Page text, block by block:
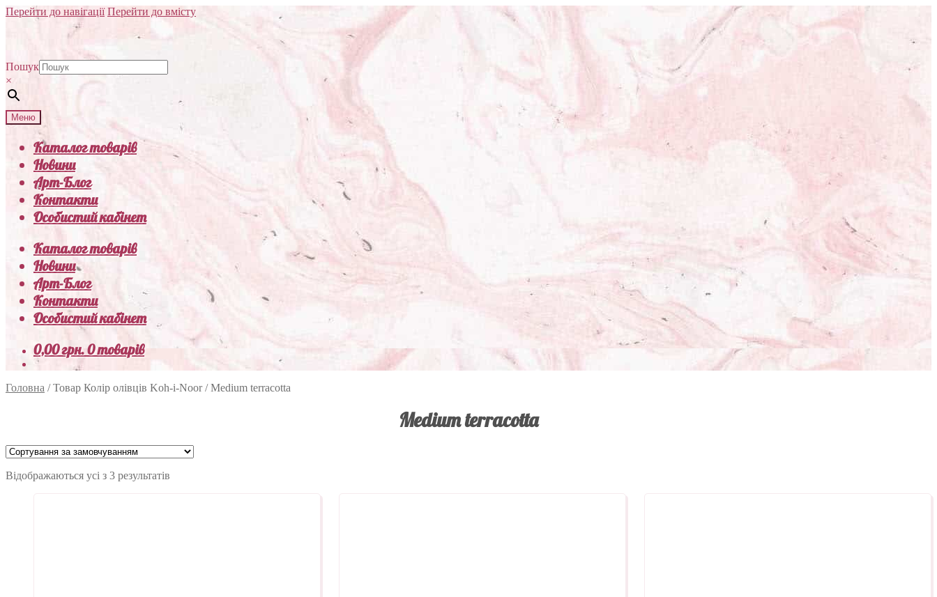
Перейти до навігації Перейти до вмісту
Пошук
×
Меню
Каталог товарів
Новини
Арт-Блог
Контакти
Особистий кабінет
Каталог товарів
Новини
Арт-Блог
Контакти
Особистий кабінет
0,00грн.0 товарів
Головна /Товар Колір олівців Koh-i-Noor/Medium terracotta
Medium terracotta
Відображаються усі з 3 результатів